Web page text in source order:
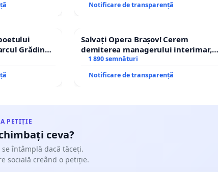
Notificare de transparență
Grădina
Salvați Opera Brașov! Cerem
demiterea managerului interimar,
Petrean Lucian-Marius!
1 890 semnături
Notificare de transparență
PETIȚIE
ceva?
întâmplă dacă tăceți.
socială creând o petiție.